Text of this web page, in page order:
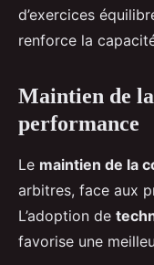
d’exercices
renforce la
Maintien de
performance
Le maintien de la
arbitres, face aux
L’adoption de
favorise une